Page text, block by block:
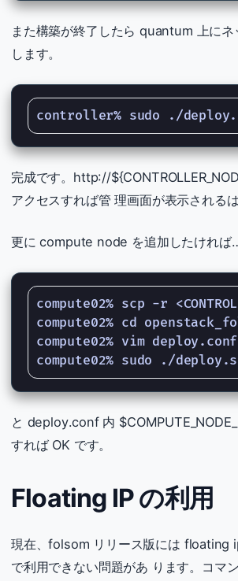
また構築が終了したら quantum 上にネ
します。
完成です。http://
アクセスすれば管 理画面が表示されるは
更に compute node を追加したければ
compute02% scp -r
compute02% cd
compute02% vim deploy.conf #
と deploy.conf 内
すれば OK です。
Floating IP の利用
現在、folsom リリース版には floating
で利用できない問題があ ります。コマ